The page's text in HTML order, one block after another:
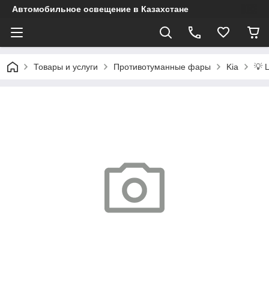
Автомобильное освещение в Казахстане
Товары и услуги Противотуманные фары Kia 💡